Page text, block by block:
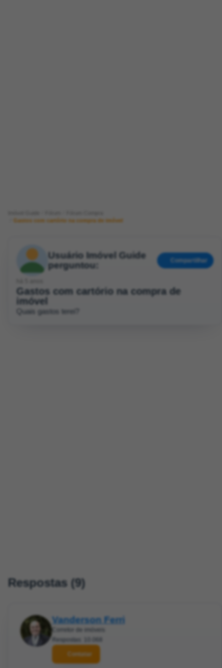
Gastos com cartório na compra de imóvel
Usuário Imóvel Guide
perguntou:
Compartilhar
Gastos com cartório na compra de
imóvel
Quais gastos terei?
Respostas (9)
Vanderson Ferri
Contatar